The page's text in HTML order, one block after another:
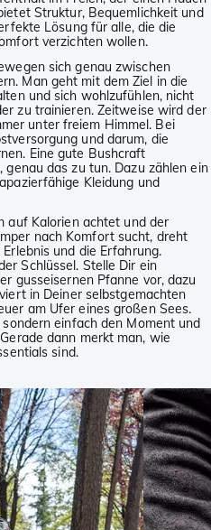
Struktur, Bequemlichkeit und
Lösung für alle, die die
verzichten wollen.
sich genau zwischen
Man geht mit dem Ziel in die
und sich wohlzufühlen, nicht
zu trainieren. Zeitweise wird der
unter freiem Himmel. Bei
und darum, die
Eine gute Bushcraft
das zu tun. Dazu zählen ein
Kleidung und
auf Kalorien achtet und der
nach Komfort sucht, dreht
und die Erfahrung.
Schlüssel. Stelle Dir ein
gusseisernen Pfanne vor, dazu
in Deiner selbstgemachten
am Ufer eines großen Sees.
einfach den Moment und
dann merkt man, wie
sind.